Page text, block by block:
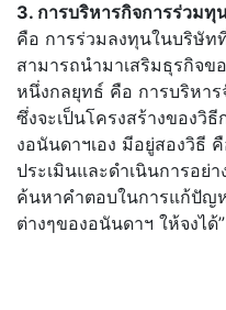
3. การบริหารกิจการร่วม
คือ การร่วมลงทุนในบริษัท
สามารถนำมาเสริมธุรกิจ
หนึ่งกลยุทธ์ คือ การบริหา
ซึ่งจะเป็นโครงสร้างของวิ
งอนันดาฯเอง มีอยู่สองวิธี
ประเมินและดำเนินการอย่
ค้นหาคำตอบในการแก้ปัญ
ต่างๆของอนันดาฯ ให้จงได้”